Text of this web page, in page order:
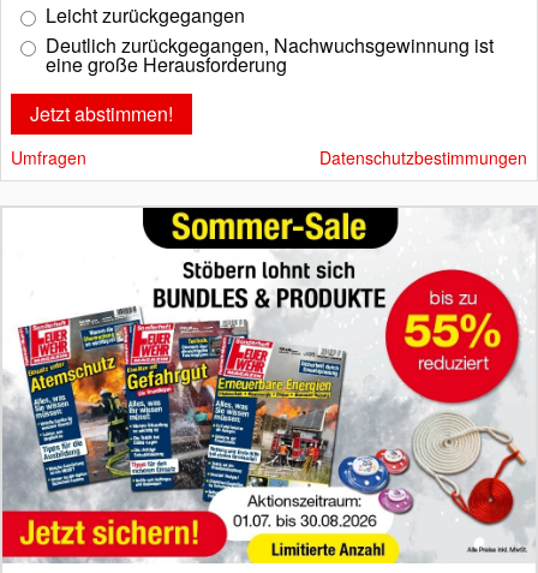
Leicht zurückgegangen
Deutlich zurückgegangen, Nachwuchsgewinnung ist
eine große Herausforderung
Umfragen Datenschutzbestimmungen